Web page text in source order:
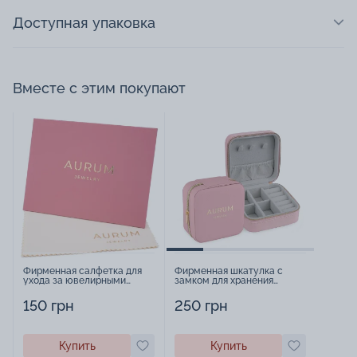
Доступная упаковка
Вместе с этим покупают
Фирменная салфетка для
ухода за ювелирными
150 грн
Купить
Фирменная шкатулка с
замком для хранения
250 грн
Купить